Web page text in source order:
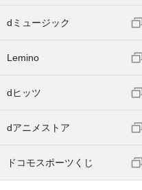
dミュージック
Lemino
dヒッツ
dアニメストア
ドコモスポーツくじ